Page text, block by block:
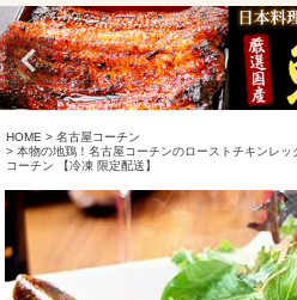
HOME
名古屋コーチン
本物の地鶏！名古屋コーチンのローストチキンレ
コーチン 【冷凍 限定配送】